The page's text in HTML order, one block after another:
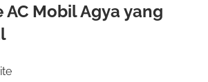
AC Mobil Agya yang